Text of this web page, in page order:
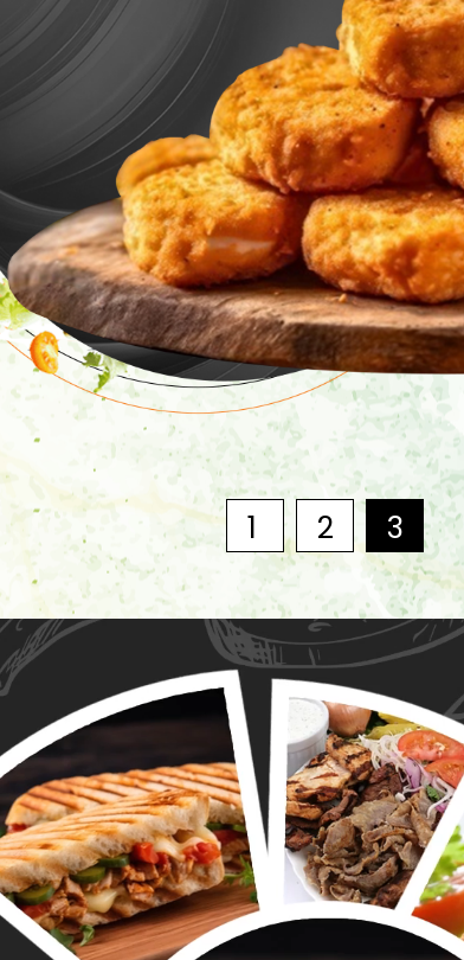
1 2 3